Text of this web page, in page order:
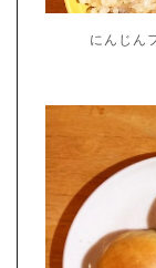
にんじん